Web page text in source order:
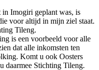
in Imogiri geplant was, is
voor altijd in mijn ziel staat.
Tileng.
is een voorbeeld voor alle
dat alle inkomsten ten
Komt u ook Oosters
daarmee Stichting Tileng.